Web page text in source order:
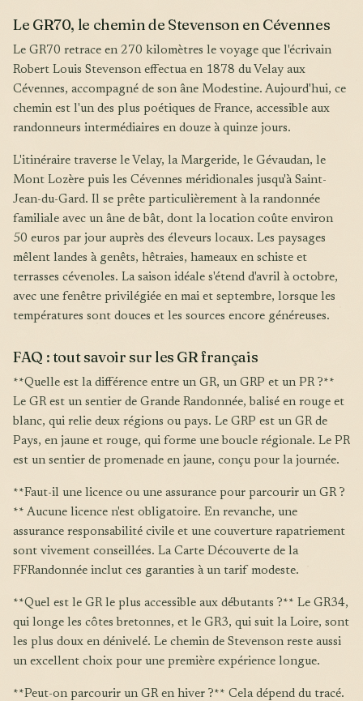
Le GR70, le chemin de Stevenson en Cévennes
Le GR70 retrace en 270 kilomètres le voyage que l'écrivain
Robert Louis Stevenson effectua en 1878 du Velay aux
Cévennes, accompagné de son âne Modestine. Aujourd'hui, ce
chemin est l'un des plus poétiques de France, accessible aux
randonneurs intermédiaires en douze à quinze jours.
L'itinéraire traverse le Velay, la Margeride, le Gévaudan, le
Mont Lozère puis les Cévennes méridionales jusqu'à Saint-
Jean-du-Gard. Il se prête particulièrement à la randonnée
familiale avec un âne de bât, dont la location coûte environ
50 euros par jour auprès des éleveurs locaux. Les paysages
mêlent landes à genêts, hêtraies, hameaux en schiste et
terrasses cévenoles. La saison idéale s'étend d'avril à octobre,
avec une fenêtre privilégiée en mai et septembre, lorsque les
températures sont douces et les sources encore généreuses.
FAQ : tout savoir sur les GR français
**Quelle est la différence entre un GR, un GRP et un PR ?**
Le GR est un sentier de Grande Randonnée, balisé en rouge et
blanc, qui relie deux régions ou pays. Le GRP est un GR de
Pays, en jaune et rouge, qui forme une boucle régionale. Le PR
est un sentier de promenade en jaune, conçu pour la journée.
**Faut-il une licence ou une assurance pour parcourir un GR ?
** Aucune licence n'est obligatoire. En revanche, une
assurance responsabilité civile et une couverture rapatriement
sont vivement conseillées. La Carte Découverte de la
FFRandonnée inclut ces garanties à un tarif modeste.
**Quel est le GR le plus accessible aux débutants ?** Le GR34,
qui longe les côtes bretonnes, et le GR3, qui suit la Loire, sont
les plus doux en dénivelé. Le chemin de Stevenson reste aussi
un excellent choix pour une première expérience longue.
**Peut-on parcourir un GR en hiver ?** Cela dépend du tracé.